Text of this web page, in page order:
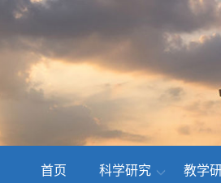
首页 科学研究 教学